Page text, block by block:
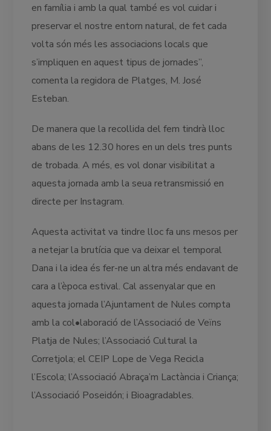
en família i amb la qual també es vol cuidar i
preservar el nostre entorn natural, de fet cada
volta són més les associacions locals que
s’impliquen en aquest tipus de jornades”,
comenta la regidora de Platges, M. José
Esteban.
De manera que la recollida del fem tindrà lloc
abans de les 12.30 hores en un dels tres punts
de trobada. A més, es vol donar visibilitat a
aquesta jornada amb la seua retransmissió en
directe per Instagram.
Aquesta activitat va tindre lloc fa uns mesos per
a netejar la brutícia que va deixar el temporal
Dana i la idea és fer-ne un altra més endavant de
cara a l’època estival. Cal assenyalar que en
aquesta jornada l’Ajuntament de Nules compta
amb la col•laboració de l’Associació de Veïns
Platja de Nules; l’Associació Cultural la
Corretjola; el CEIP Lope de Vega Recicla
l’Escola; l’Associació Abraça’m Lactància i Criança;
l’Associació Poseidón; i Bioagradables.